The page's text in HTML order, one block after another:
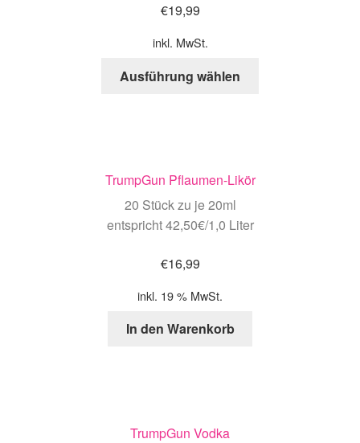
€19,99
inkl. MwSt.
Ausführung wählen
TrumpGun Pflaumen-Likör
20 Stück zu je 20ml
entspricht 42,50€/1,0 Liter
€16,99
inkl. 19 % MwSt.
In den Warenkorb
TrumpGun Vodka